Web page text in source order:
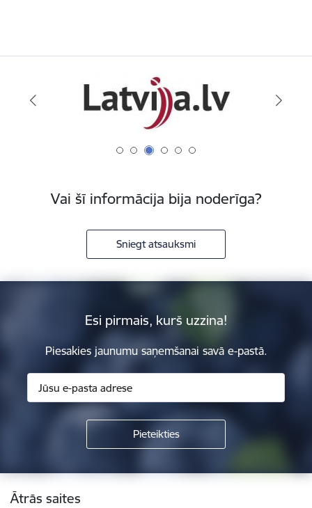
Vai šī informācija bija noderīga?
Sniegt atsauksmi
Esi pirmais, kurš uzzina!
Piesakies jaunumu saņemšanai savā e-pastā.
Kājene
Ātrās saites